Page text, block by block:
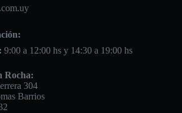
9:00 a 12:00 hs y 14:30 a 19:00 hs
Rocha:
304
Barrios